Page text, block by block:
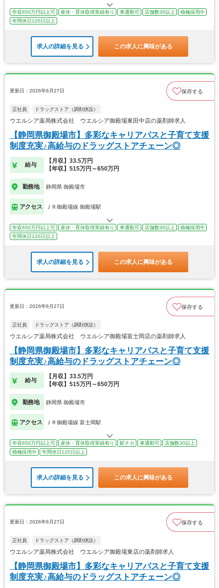
年収650万円以上可 産休・育休取得実績有り 車通勤可 店舗数30以上
積極採用中
年間休日120日以上
求人の詳細を見る この求人に興味がある
更新日：2026年6月27日 保存する
正社員 ドラッグストア（調剤併設）
ウエルシア薬局株式会社 ウエルシア御殿場東田中店の薬剤師求人
【静岡県御殿場市】多彩なキャリアパスと子育て支援
制度充実♪高給与のドラッグストアチェーン◎
給与
【月収】33.5万円
【年収】515万円～650万円
勤務地 静岡県 御殿場市
アクセス ＪＲ御殿場線 御殿場駅
年収650万円以上可 産休・育休取得実績有り 車通勤可 店舗数30以上
積極採用中
年間休日120日以上
求人の詳細を見る この求人に興味がある
更新日：2026年6月27日 保存する
正社員 ドラッグストア（調剤併設）
ウエルシア薬局株式会社 ウエルシア御殿場富士岡店の薬剤師求人
【静岡県御殿場市】多彩なキャリアパスと子育て支援
制度充実♪高給与のドラッグストアチェーン◎
給与
【月収】33.5万円
【年収】515万円～650万円
勤務地 静岡県 御殿場市
アクセス ＪＲ御殿場線 富士岡駅
年収650万円以上可 産休・育休取得実績有り 駅チカ 車通勤可
店舗数30以上
積極採用中
年間休日120日以上
求人の詳細を見る この求人に興味がある
更新日：2026年6月27日 保存する
正社員 ドラッグストア（調剤併設）
ウエルシア薬局株式会社 ウエルシア御殿場東店の薬剤師求人
【静岡県御殿場市】多彩なキャリアパスと子育て支援
制度充実♪高給与のドラッグストアチェーン◎